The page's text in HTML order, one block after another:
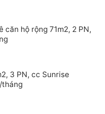
hộ rộng 71m2, 2 PN,
3 PN, cc Sunrise
tháng